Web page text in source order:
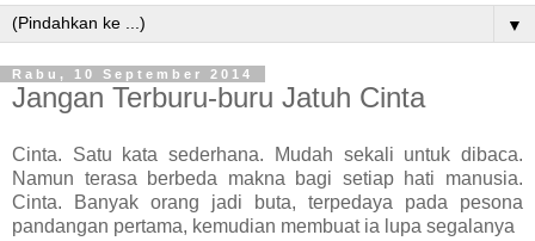
▼
Rabu, 10 September 2014
Jangan Terburu-buru Jatuh Cinta
Cinta. Satu kata sederhana. Mudah sekali untuk dibaca.
Namun terasa berbeda makna bagi setiap hati manusia.
Cinta. Banyak orang jadi buta, terpedaya pada pesona
pandangan pertama, kemudian membuat ia lupa segalanya